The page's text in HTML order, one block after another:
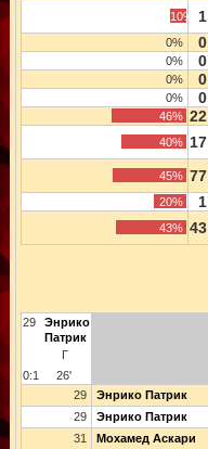
10%
1
0%
0
0%
0
0%
0
0%
0
46% 22
40% 17
45% 77
20%
1
43% 43
29
Энрико
Патрик
Г
0:1
26'
29
Энрико Патрик
29
Энрико Патрик
31
Мохамед Аскари